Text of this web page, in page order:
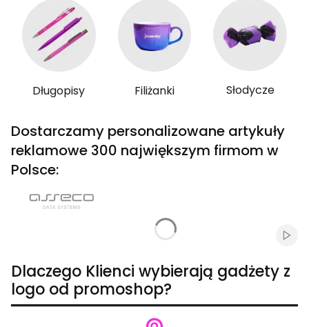
Długopisy Filiżanki Słodycze
Dostarczamy personalizowane artykuły
reklamowe 300 największym firmom w
Polsce:
Dlaczego Klienci wybierają gadżety z
logo od promoshop?